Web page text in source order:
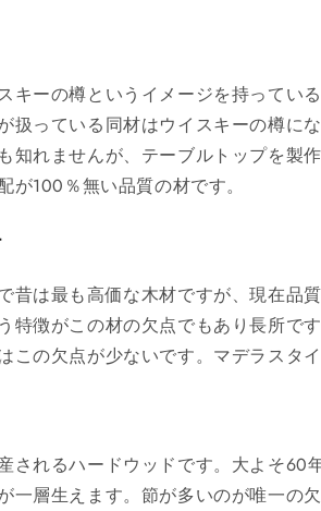
キーの樽というイメージを持ってい
扱っている同材はウイスキーの樽に
知れませんが、テーブルトップを製
が100％無い品質の材です。
昔は最も高価な木材ですが、現在品
特徴がこの材の欠点でもあり長所で
この欠点が少ないです。マデラスタ
されるハードウッドです。大よそ
一層生えます。節が多いのが唯一の欠